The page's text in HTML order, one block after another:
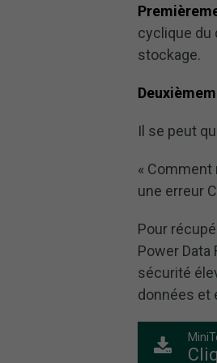
cyclique du
stockage.
Il se peut
«
une erreur
Pour
Power
sécurité
données et